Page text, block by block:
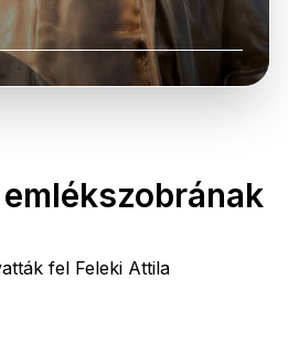
fel Feleki Attila